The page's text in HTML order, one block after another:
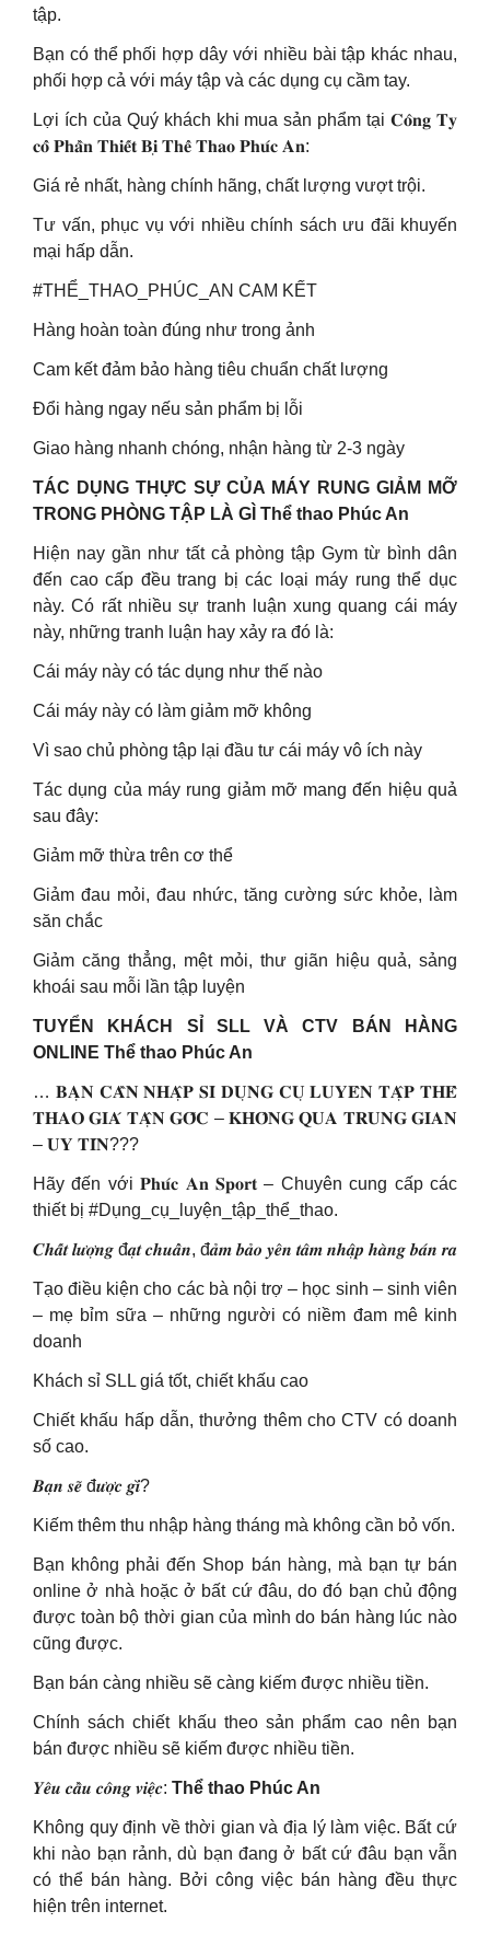
tập.
Bạn có thể phối hợp dây với nhiều bài tập khác nhau,
phối hợp cả với máy tập và các dụng cụ cầm tay.
Lợi ích của Quý khách khi mua sản phẩm tại 𝐂𝐨̂𝐧𝐠 𝐓𝐲
𝐜𝐨̂̉ 𝐏𝐡𝐚̂̀𝐧 𝐓𝐡𝐢𝐞̂́𝐭 𝐁𝐢̣ 𝐓𝐡𝐞̂̉ 𝐓𝐡𝐚𝐨 𝐏𝐡𝐮́𝐜 𝐀𝐧:
Giá rẻ nhất, hàng chính hãng, chất lượng vượt trội.
Tư vấn, phục vụ với nhiều chính sách ưu đãi khuyến
mại hấp dẫn.
#THỂ_THAO_PHÚC_AN CAM KẾT
Hàng hoàn toàn đúng như trong ảnh
Cam kết đảm bảo hàng tiêu chuẩn chất lượng
Đổi hàng ngay nếu sản phẩm bị lỗi
Giao hàng nhanh chóng, nhận hàng từ 2-3 ngày
TÁC DỤNG THỰC SỰ CỦA MÁY RUNG GIẢM MỠ
TRONG PHÒNG TẬP LÀ GÌ Thể thao Phúc An
Hiện nay gần như tất cả phòng tập Gym từ bình dân
đến cao cấp đều trang bị các loại máy rung thể dục
này. Có rất nhiều sự tranh luận xung quang cái máy
này, những tranh luận hay xảy ra đó là:
Cái máy này có tác dụng như thế nào
Cái máy này có làm giảm mỡ không
Vì sao chủ phòng tập lại đầu tư cái máy vô ích này
Tác dụng của máy rung giảm mỡ mang đến hiệu quả
sau đây:
Giảm mỡ thừa trên cơ thể
Giảm đau mỏi, đau nhức, tăng cường sức khỏe, làm
săn chắc
Giảm căng thẳng, mệt mỏi, thư giãn hiệu quả, sảng
khoái sau mỗi lần tập luyện
TUYỂN KHÁCH SỈ SLL VÀ CTV BÁN HÀNG
ONLINE Thể thao Phúc An
… 𝐁𝐀̣𝐍 𝐂𝐀̂̀𝐍 𝐍𝐇𝐀̣̂𝐏 𝐒𝐈̉ 𝐃𝐔̣𝐍𝐆 𝐂𝐔̣ 𝐋𝐔𝐘𝐄̂𝐍 𝐓𝐀̣̂𝐏 𝐓𝐇𝐄̂̉
𝐓𝐇𝐀𝐎 𝐆𝐈𝐀́ 𝐓𝐀̣̂𝐍 𝐆𝐎̂́𝐂 – 𝐊𝐇𝐎̂𝐍𝐆 𝐐𝐔𝐀 𝐓𝐑𝐔𝐍𝐆 𝐆𝐈𝐀𝐍
– 𝐔𝐘 𝐓𝐈́𝐍???
Hãy đến với 𝐏𝐡𝐮́𝐜 𝐀𝐧 𝐒𝐩𝐨𝐫𝐭 – Chuyên cung cấp các
thiết bị #Dụng_cụ_luyện_tập_thể_thao.
𝑪𝒉𝒂̂́𝒕 𝒍𝒖̛𝒐̛̣𝒏𝒈 đ𝒂̣𝒕 𝒄𝒉𝒖𝒂̂̉𝒏, đ𝒂̉𝒎 𝒃𝒂̉𝒐 𝒚𝒆̂𝒏 𝒕𝒂̂𝒎 𝒏𝒉𝒂̣̂𝒑 𝒉𝒂̀𝒏𝒈 𝒃𝒂́𝒏 𝒓𝒂
Tạo điều kiện cho các bà nội trợ – học sinh – sinh viên
– mẹ bỉm sữa – những người có niềm đam mê kinh
doanh
Khách sỉ SLL giá tốt, chiết khấu cao
Chiết khấu hấp dẫn, thưởng thêm cho CTV có doanh
số cao.
𝑩𝒂̣𝒏 𝒔𝒆̃ đ𝒖̛𝒐̛̣𝒄 𝒈𝒊̀?
Kiếm thêm thu nhập hàng tháng mà không cần bỏ vốn.
Bạn không phải đến Shop bán hàng, mà bạn tự bán
online ở nhà hoặc ở bất cứ đâu, do đó bạn chủ động
được toàn bộ thời gian của mình do bán hàng lúc nào
cũng được.
Bạn bán càng nhiều sẽ càng kiếm được nhiều tiền.
Chính sách chiết khấu theo sản phẩm cao nên bạn
bán được nhiều sẽ kiếm được nhiều tiền.
𝒀𝒆̂𝒖 𝒄𝒂̂̀𝒖 𝒄𝒐̂𝒏𝒈 𝒗𝒊𝒆̣̂𝒄: Thể thao Phúc An
Không quy định về thời gian và địa lý làm việc. Bất cứ
khi nào bạn rảnh, dù bạn đang ở bất cứ đâu bạn vẫn
có thể bán hàng. Bởi công việc bán hàng đều thực
hiện trên internet.